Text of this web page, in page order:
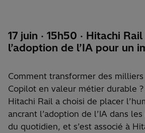
17 juin · 15h50 · Hitachi
l’adoption de l’IA pour un
Comment transformer des
Copilot en valeur métier durable
Hitachi Rail a choisi de placer
ancrant l’adoption de l’IA dans
du quotidien, et s’est associé à